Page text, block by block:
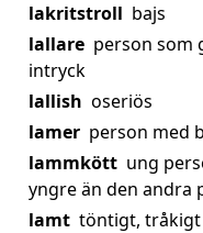
lakritstroll bajs
lallare person som
intryck
lallish oseriös
lamer person med
lammkött ung
yngre än den andra
lamt töntigt, tråkigt